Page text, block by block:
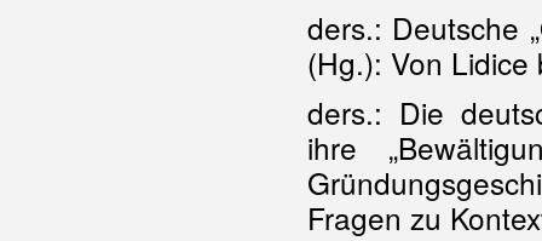
ders.: Deutsche
(Hg.): Von
ders.: Die
ihre
Fragen zu